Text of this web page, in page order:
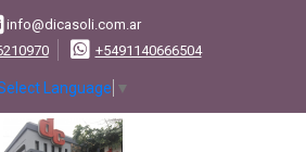
info@dicasoli.com.ar
+5491140666504
Language ▼